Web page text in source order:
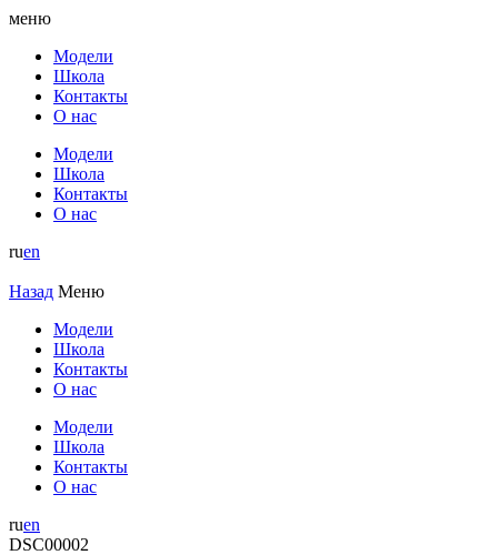
меню
Модели
Школа
Контакты
О нас
Модели
Школа
Контакты
О нас
ruen
Назад Меню
Модели
Школа
Контакты
О нас
Модели
Школа
Контакты
О нас
ruen
DSC00002